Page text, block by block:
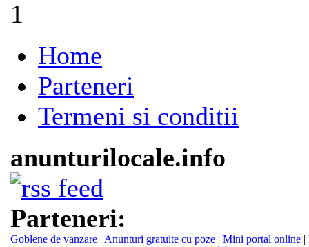
1
Home
Parteneri
Termeni si conditii
anunturilocale.info
Parteneri:
Goblene de vanzare | Anunturi gratuite cu poze | Mini portal online |